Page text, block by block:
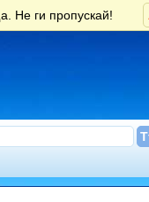
Не ги пропускай!